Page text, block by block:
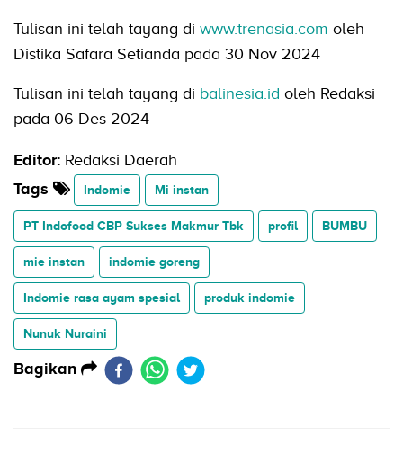
Tulisan ini telah tayang di www.trenasia.com oleh
Distika Safara Setianda pada 30 Nov 2024
Tulisan ini telah tayang di balinesia.id oleh Redaksi
pada 06 Des 2024
Editor: Redaksi Daerah
Tags
Indomie Mi instan
PT Indofood CBP Sukses Makmur Tbk profil BUMBU
mie instan indomie goreng
Indomie rasa ayam spesial produk indomie
Nunuk Nuraini
Bagikan